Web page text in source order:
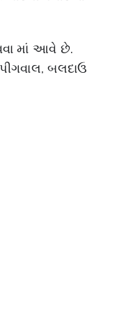
માં આવે છે.
બલદાઉ